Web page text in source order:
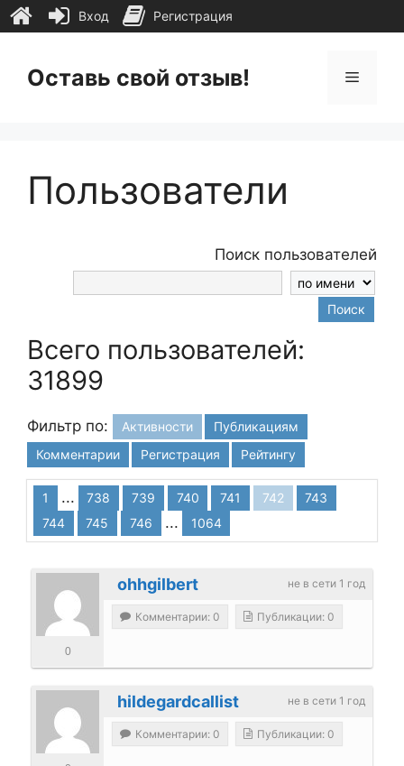
содержимому
Оставь свой отзыв! Меню
Пользователи
Поиск пользователей
Поиск
Всего пользователей:
31899
Фильтр по: Активности
Публикациям
Комментарии
Регистрация Рейтингу
1 ... 738 739 740 741 742
743
744
745 746 ... 1064
не в сети 1 год
ohhgilbert
0
Комментарии: 0 Публикации: 0
не в сети 1 год
hildegardcallist
Комментарии: 0 Публикации: 0
Вход Регистрация